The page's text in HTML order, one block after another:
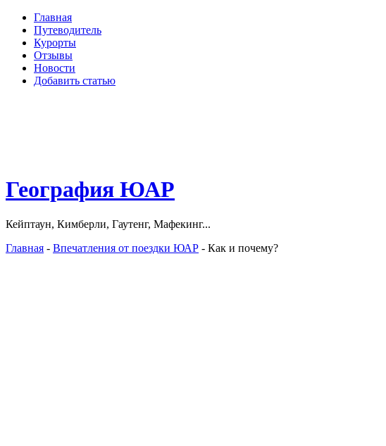
Главная
Путеводитель
Курорты
Отзывы
Новости
Добавить статью
География ЮАР
Кейптаун, Кимберли, Гаутенг, Мафекинг...
Главная - Впечатления от поездки ЮАР - Как и почему?